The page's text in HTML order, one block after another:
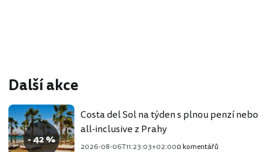
Další akce
- 42 %
Costa del Sol na týden s plnou penzí nebo
all-inclusive z Prahy
2026-08-06T11:23:03+02:000 komentářů